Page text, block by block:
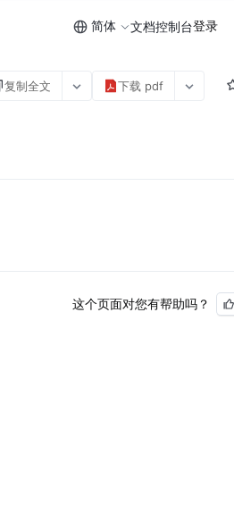
简体 文档控制台登录
复制全文 下载 pdf
这个页面对您有帮助吗？